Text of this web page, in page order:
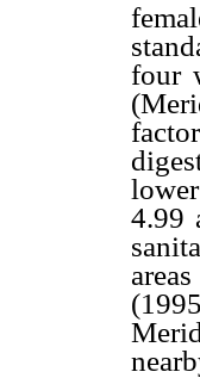
four
4.99